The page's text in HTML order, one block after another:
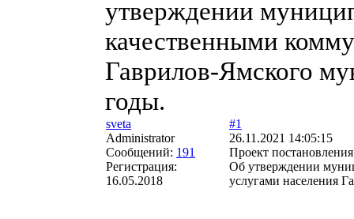
утверждении
качественными
Гаврилов-Ямского
годы.
sveta
Administrator
Сообщений: 191
Регистрация:
16.05.2018
#1
26.11.2021 14:05:15
Проект
Об утверждении
услугами населения